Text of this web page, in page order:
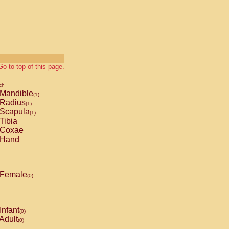
to top of this page.
Mandible(1)
Radius(1)
Scapula(1)
Tibia
Coxae
Hand
Female(0)
Infant(0)
(0)